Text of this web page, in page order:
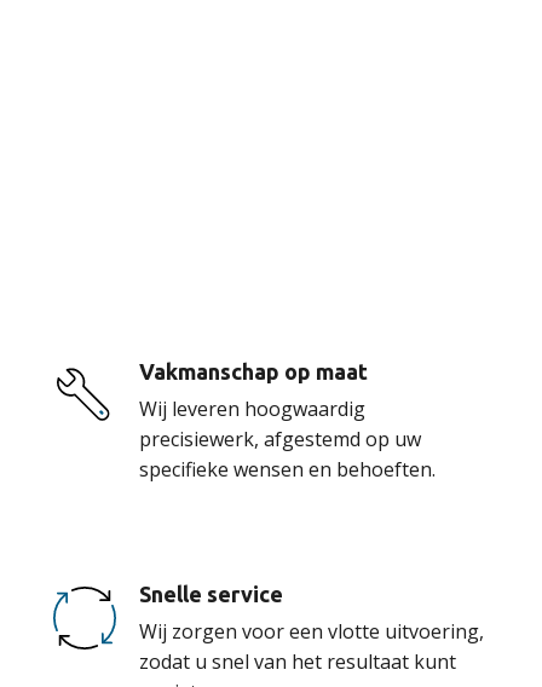
Vakmanschap op maat
Wij leveren hoogwaardig
precisiewerk, afgestemd op uw
specifieke wensen en behoeften.
Snelle service
Wij zorgen voor een vlotte uitvoering,
zodat u snel van het resultaat kunt